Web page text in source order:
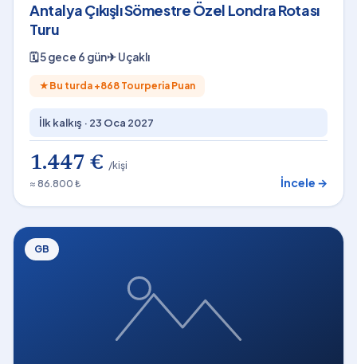
Antalya Çıkışlı Sömestre Özel Londra Rotası
Turu
🗓5 gece 6 gün✈Uçaklı
★ Bu turda +868 Tourperia Puan
İlk kalkış · 23 Oca 2027
1.447 € /kişi
≈ 86.800 ₺
İncele →
GB